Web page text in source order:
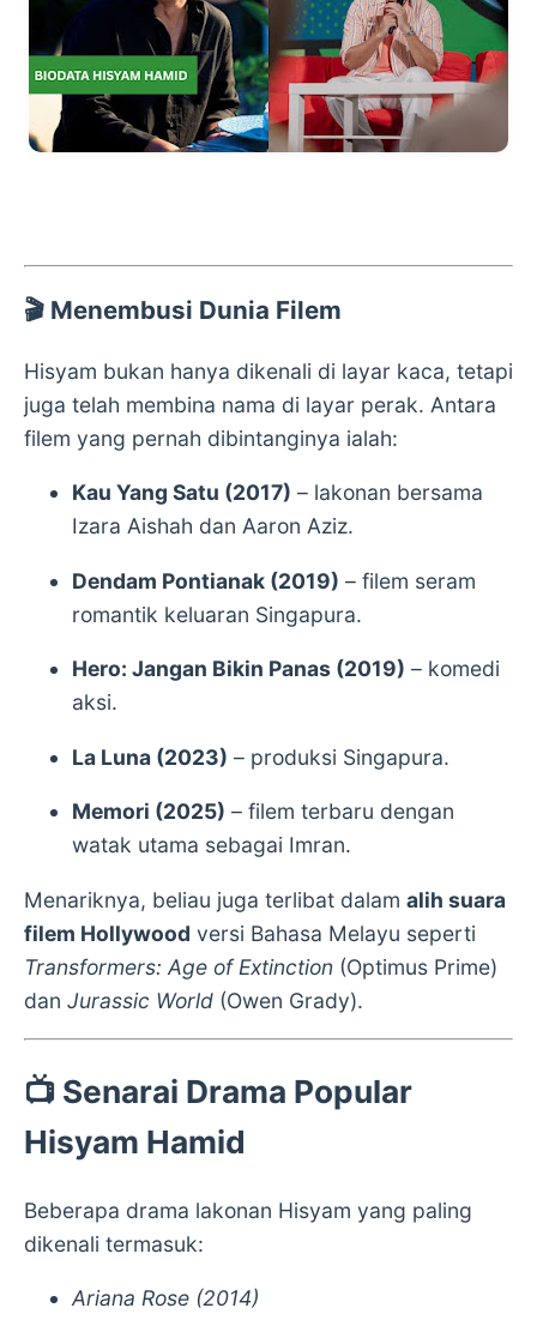
🎬 Menembusi Dunia Filem
Hisyam bukan hanya dikenali di layar kaca, tetapi
juga telah membina nama di layar perak. Antara
filem yang pernah dibintanginya ialah:
Kau Yang Satu (2017) – lakonan bersama
Izara Aishah dan Aaron Aziz.
Dendam Pontianak (2019) – filem seram
romantik keluaran Singapura.
Hero: Jangan Bikin Panas (2019) – komedi
aksi.
La Luna (2023) – produksi Singapura.
Memori (2025) – filem terbaru dengan
watak utama sebagai Imran.
Menariknya, beliau juga terlibat dalam alih suara
filem Hollywood versi Bahasa Melayu seperti
Transformers: Age of Extinction (Optimus Prime)
dan Jurassic World (Owen Grady).
📺 Senarai Drama Popular
Hisyam Hamid
Beberapa drama lakonan Hisyam yang paling
dikenali termasuk:
Ariana Rose (2014)